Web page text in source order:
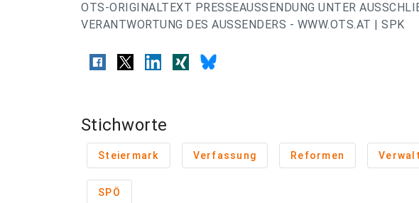
OTS-ORIGINALTEXT PRESSEAUSSENDUNG UNTER
VERANTWORTUNG DES AUSSENDERS - WWW.OTS.AT | SPK
Stichworte
Steiermark Verfassung Reformen
SPÖ